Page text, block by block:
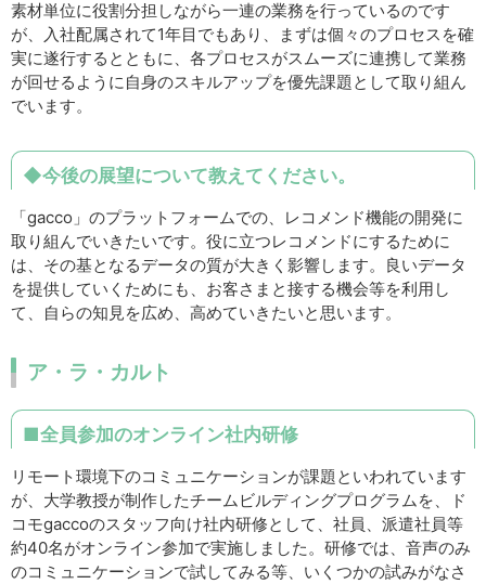
素材単位に役割分担しながら一連の業務を行っているのです
が、入社配属されて1年目でもあり、まずは個々のプロセスを確
実に遂行するとともに、各プロセスがスムーズに連携して業務
が回せるように自身のスキルアップを優先課題として取り組ん
でいます。
◆今後の展望について教えてください。
「gacco」のプラットフォームでの、レコメンド機能の開発に
取り組んでいきたいです。役に立つレコメンドにするために
は、その基となるデータの質が大きく影響します。良いデータ
を提供していくためにも、お客さまと接する機会等を利用し
て、自らの知見を広め、高めていきたいと思います。
ア・ラ・カルト
■全員参加のオンライン社内研修
リモート環境下のコミュニケーションが課題といわれています
が、大学教授が制作したチームビルディングプログラムを、ド
コモgaccoのスタッフ向け社内研修として、社員、派遣社員等
約40名がオンライン参加で実施しました。研修では、音声のみ
のコミュニケーションで試してみる等、いくつかの試みがなさ